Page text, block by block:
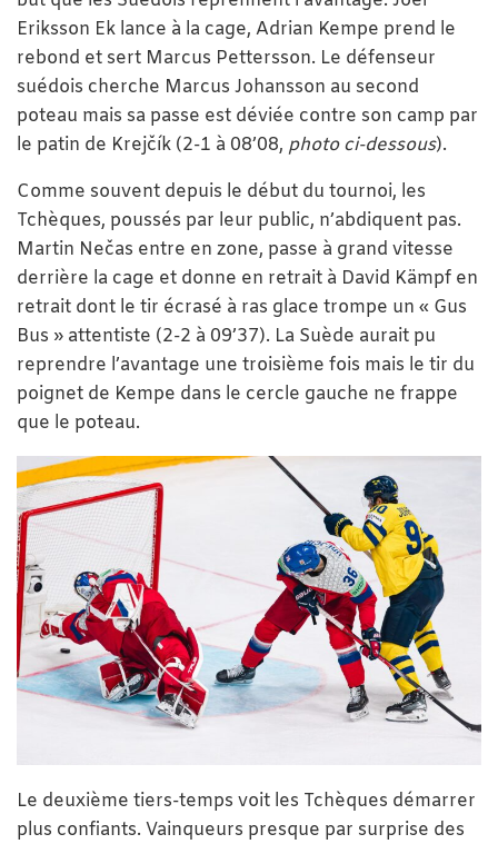
Eriksson Ek lance à la cage, Adrian Kempe prend le
rebond et sert Marcus Pettersson. Le défenseur
suédois cherche Marcus Johansson au second
poteau mais sa passe est déviée contre son camp par
le patin de Krejčík (2-1 à 08’08, photo ci-dessous).
Comme souvent depuis le début du tournoi, les
Tchèques, poussés par leur public, n’abdiquent pas.
Martin Nečas entre en zone, passe à grand vitesse
derrière la cage et donne en retrait à David Kämpf en
retrait dont le tir écrasé à ras glace trompe un « Gus
Bus » attentiste (2-2 à 09’37). La Suède aurait pu
reprendre l’avantage une troisième fois mais le tir du
poignet de Kempe dans le cercle gauche ne frappe
que le poteau.
Le deuxième tiers-temps voit les Tchèques démarrer
plus confiants. Vainqueurs presque par surprise des